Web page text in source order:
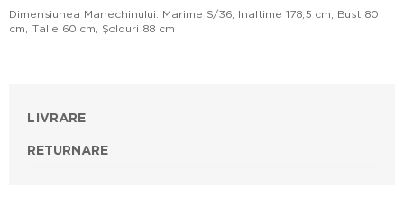
Dimensiunea Manechinului: Marime S/36, Inaltime 178,5 cm, Bust 80
cm, Talie 60 cm, Şolduri 88 cm
LIVRARE
RETURNARE